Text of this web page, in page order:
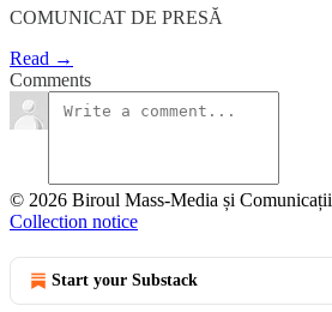
COMUNICAT DE PRESĂ
Read →
Comments
© 2026 Biroul Mass-Media și Comunicații
Collection notice
Start your Substack